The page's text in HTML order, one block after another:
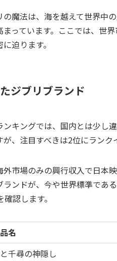
の魔法は、海を越えて世界中
っています。ここでは、世
迫ります。
ジブリブランド
ンキングでは、国内とは少し
、注目すべきは2位にランク
外市場のみの興行収入で日本
ランドが、今や世界標準であ
認します。
名
千尋の神隠し